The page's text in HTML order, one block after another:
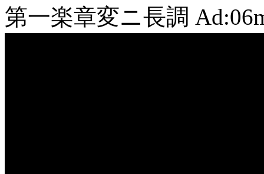
第一楽章変ニ長調